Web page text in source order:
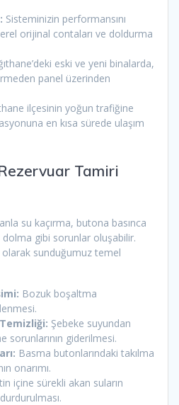
Sisteminizin performansını
orijinal contaları ve doldurma
eski ve yeni binalarda,
panel üzerinden
ilçesinin yoğun trafiğine
en kısa sürede ulaşım
Tamiri
su kaçırma, butona basınca
gibi sorunlar oluşabilir.
olarak sunduğumuz temel
Bozuk boşaltma
Şebeke suyundan
sorunlarının giderilmesi.
Basma butonlarındaki takılma
onarımı.
içine sürekli akan suların